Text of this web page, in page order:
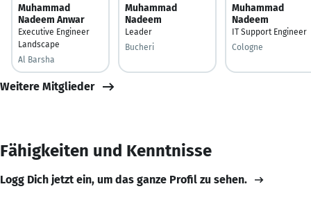
Muhammad
Nadeem Anwar
Executive Engineer
Landscape
Al Barsha
Muhammad
Nadeem
Leader
Bucheri
Muhammad
Nadeem
IT Support Engineer
Cologne
Weitere Mitglieder
Fähigkeiten und Kenntnisse
Logg Dich jetzt ein, um das ganze Profil zu sehen.